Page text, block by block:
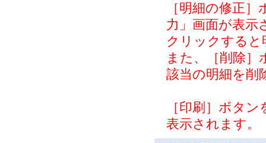
［明細の修正
力」画面が表示
クリックする
また、［削除
該当の明細を削
［印刷］ボタ
表示されます。